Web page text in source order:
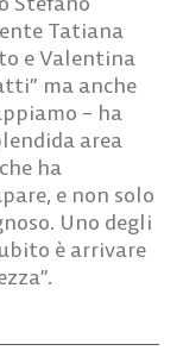
Tatiana
e Valentina
ma anche
– ha
area
che ha
e non solo
Uno degli
è arrivare